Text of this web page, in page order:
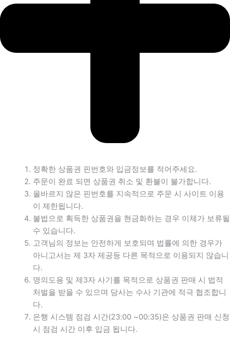
정확한 상품권 핀번호와 입금정보를 적어주세요.
주문이 완료 되면 상품권 취소 및 환불이 불가합니다.
올바르지 않은 핀번호를 지속적으로 주문 시 사이트 이용
이 제한됩니다.
불법으로 획득한 상품권을 현금화하는 경우 이체가 보류될
수 있습니다.
고객님의 정보는 안전하게 보호되며 법률에 의한 경우가
아니고서는 제 3자 제공등 다른 목적으로 이용되지 않습니
다.
명의도용 및 제3자 사기를 목적으로 상품권 판매 시 법적
처벌을 받을 수 있으며 당사는 수사 기관에 적극 협조합니
다.
은행 시스템 점검 시간(23:00 ~00:35)은 상품권 판매 신청
시 점검 시간 이후 입금 됩니다.